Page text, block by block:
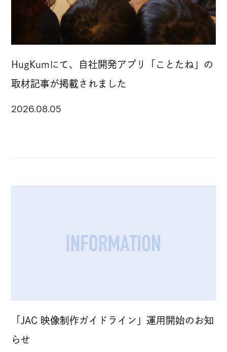
HugKumにて、自社開発アプリ「ことたね」の
取材記事が掲載されました
2026.08.05
「JAC 映像制作ガイドライン」運用開始のお知
らせ